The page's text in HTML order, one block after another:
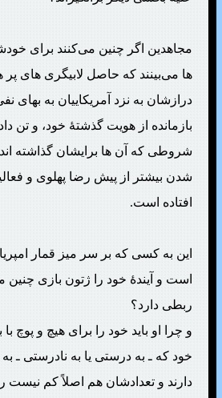
مجاهدین اگر چنین می‌کنند برای
ها می‌بینند که حاصل لابیگری های پر
درازشان به نزد آمریکاییان به بهای
بازمانده از هویت گذشتهٔ خود، و تن
شروطی که آن ها برایشان گذاشته
شدن بیشتر از پیش رضا پهلوی و
افتاده است.
این به کسی که بر سر میز قمار
است و آیندهٔ خود را ژتون بازی
ربطی دارد؟
و چرا او باید خود را برای هیچ و پوچ
خود که ـ به درستی یا به نادرستی ـ
دارند و تعدادشان هم اصلاً کم نیست